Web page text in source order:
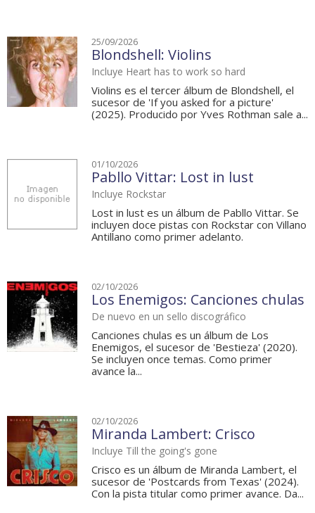
25/09/2026
Blondshell: Violins
Incluye Heart has to work so hard
Violins es el tercer álbum de Blondshell, el
sucesor de 'If you asked for a picture'
(2025). Producido por Yves Rothman sale a...
01/10/2026
Pabllo Vittar: Lost in lust
Incluye Rockstar
Lost in lust es un álbum de Pabllo Vittar. Se
incluyen doce pistas con Rockstar con Villano
Antillano como primer adelanto.
02/10/2026
Los Enemigos: Canciones chulas
De nuevo en un sello discográfico
Canciones chulas es un álbum de Los
Enemigos, el sucesor de 'Bestieza' (2020).
Se incluyen once temas. Como primer
avance la...
02/10/2026
Miranda Lambert: Crisco
Incluye Till the going's gone
Crisco es un álbum de Miranda Lambert, el
sucesor de 'Postcards from Texas' (2024).
Con la pista titular como primer avance. Da...